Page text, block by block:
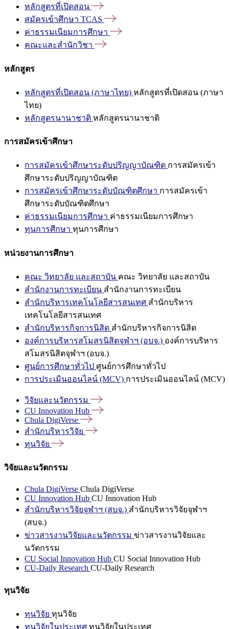
หลักสูตรที่เปิดสอน
สมัครเข้าศึกษา TCAS
ค่าธรรมเนียมการศึกษา
คณะและสำนักวิชา
หลักสูตร
หลักสูตรที่เปิดสอน (ภาษาไทย) หลักสูตรที่เปิดสอน (ภาษา
ไทย)
หลักสูตรนานาชาติ หลักสูตรนานาชาติ
การสมัครเข้าศึกษา
การสมัครเข้าศึกษาระดับปริญญาบัณฑิต การสมัครเข้า
ศึกษาระดับปริญญาบัณฑิต
การสมัครเข้าศึกษาระดับบัณฑิตศึกษา การสมัครเข้า
ศึกษาระดับบัณฑิตศึกษา
ค่าธรรมเนียมการศึกษา ค่าธรรมเนียมการศึกษา
ทุนการศึกษา ทุนการศึกษา
หน่วยงานการศึกษา
คณะ วิทยาลัย และสถาบัน คณะ วิทยาลัย และสถาบัน
สำนักงานการทะเบียน สำนักงานการทะเบียน
สำนักบริหารเทคโนโลยีสารสนเทศ สำนักบริหาร
เทคโนโลยีสารสนเทศ
สำนักบริหารกิจการนิสิต สำนักบริหารกิจการนิสิต
องค์การบริหารสโมสรนิสิตจุฬาฯ (อบจ.) องค์การบริหาร
สโมสรนิสิตจุฬาฯ (อบจ.)
ศูนย์การศึกษาทั่วไป ศูนย์การศึกษาทั่วไป
การประเมินออนไลน์ (MCV) การประเมินออนไลน์ (MCV)
วิจัยและนวัตกรรม
CU Innovation Hub
Chula DigiVerse
สำนักบริหารวิจัย
ทุนวิจัย
วิจัยและนวัตกรรม
Chula DigiVerse Chula DigiVerse
CU Innovation Hub CU Innovation Hub
สำนักบริหารวิจัยจุฬาฯ (สบจ.) สำนักบริหารวิจัยจุฬาฯ
(สบจ.)
ข่าวสารงานวิจัยและนวัตกรรม ข่าวสารงานวิจัยและ
นวัตกรรม
CU Social Innovation Hub CU Social Innovation Hub
CU-Daily Research CU-Daily Research
ทุนวิจัย
ทุนวิจัย ทุนวิจัย
ทุนวิจัยในประเทศ ทุนวิจัยในประเทศ